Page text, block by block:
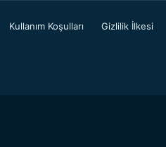
Kullanım Koşulları Gizlilik İlkesi